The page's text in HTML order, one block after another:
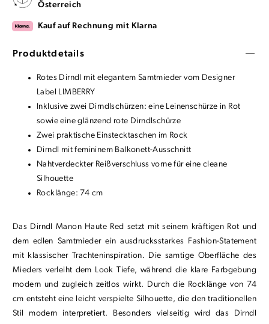
Österreich
Kauf auf Rechnung mit Klarna
Produktdetails
Rotes Dirndl mit elegantem Samtmieder vom Designer
Label LIMBERRY
Inklusive zwei Dirndlschürzen: eine Leinenschürze in Rot
sowie eine glänzend rote Dirndlschürze
Zwei praktische Einstecktaschen im Rock
Dirndl mit femininem Balkonett-Ausschnitt
Nahtverdeckter Reißverschluss vorne für eine cleane
Silhouette
Rocklänge: 74 cm
Das Dirndl Manon Haute Red setzt mit seinem kräftigen Rot und
dem edlen Samtmieder ein ausdrucksstarkes Fashion-Statement
mit klassischer Trachteninspiration. Die samtige Oberfläche des
Mieders verleiht dem Look Tiefe, während die klare Farbgebung
modern und zugleich zeitlos wirkt. Durch die Rocklänge von 74
cm entsteht eine leicht verspielte Silhouette, die den traditionellen
Stil modern interpretiert. Besonders vielseitig wird das Dirndl